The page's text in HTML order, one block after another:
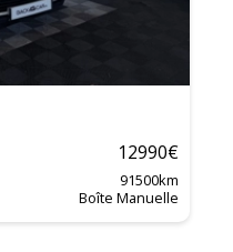
12990€
91500km
Boîte Manuelle